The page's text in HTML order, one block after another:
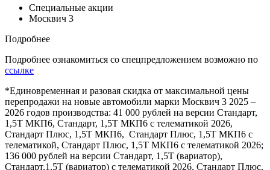
Специальные акции
Москвич 3
Подробнее
Подробнее ознакомиться со спецпредложением возможно по
ссылке
*Единовременная и разовая скидка от максимальной цены
перепродажи на новые автомобили марки Москвич 3 2025 –
2026 годов производства: 41 000 рублей на версии Стандарт,
1,5Т МКП6, Стандарт, 1,5Т МКП6 с телематикой 2026,
Стандарт Плюс, 1,5Т МКП6, Стандарт Плюс, 1,5Т МКП6 с
телематикой, Стандарт Плюс, 1,5Т МКП6 с телематикой 2026;
136 000 рублей на версии Стандарт, 1,5Т (вариатор),
Стандарт,1,5Т (вариатор) с телематикой 2026, Стандарт Плюс,